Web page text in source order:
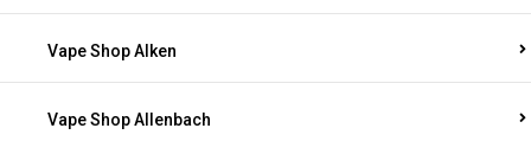
Vape Shop Alken
Vape Shop Allenbach